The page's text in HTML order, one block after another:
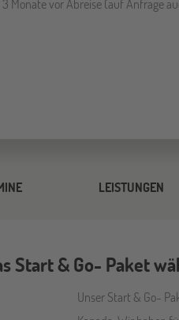
3 Monate vor Abreise (auf Anfrage
LEISTUNGEN
Start & Go- Paket
Unser Start & Go-